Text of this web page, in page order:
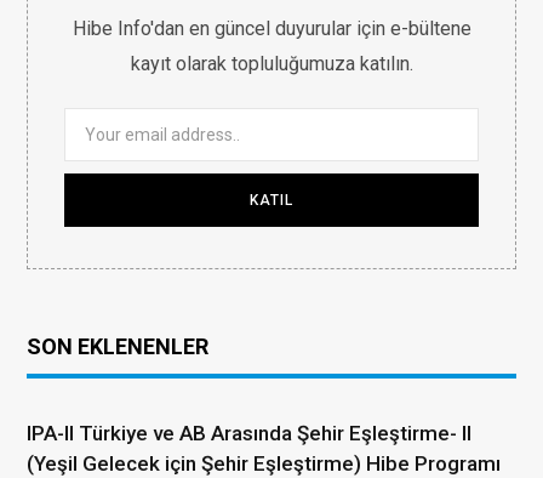
Hibe Info'dan en güncel duyurular için e-bültene
kayıt olarak topluluğumuza katılın.
SON EKLENENLER
IPA-II Türkiye ve AB Arasında Şehir Eşleştirme- II
(Yeşil Gelecek için Şehir Eşleştirme) Hibe Programı